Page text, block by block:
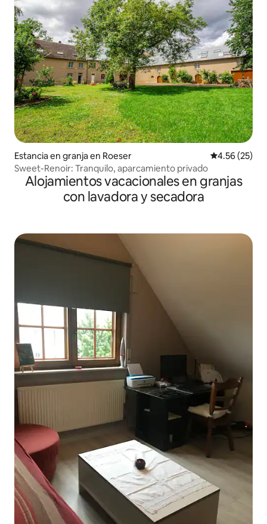
Estancia en granja en Roeser Calificación
4.56 (25)
Sweet-Renoir: Tranquilo, aparcamiento privado
Alojamientos vacacionales en granjas
con lavadora y secadora